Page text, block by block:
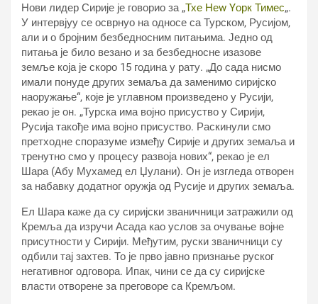
Нови лидер Сирије је говорио за „Тхе Неw Yорк Тимес„.
У интервјуу се осврнуо на односе са Турском, Русијом,
али и о бројним безбедносним питањима. Једно од
питања је било везано и за безбедносне изазове
земље која је скоро 15 година у рату. „До сада нисмо
имали понуде других земаља да заменимо сиријско
наоружање“, које је углавном произведено у Русији,
рекао је он. „Турска има војно присуство у Сирији,
Русија такође има војно присуство. Раскинули смо
претходне споразуме између Сирије и других земаља и
тренутно смо у процесу развоја нових“, рекао је ел
Шара (Абу Мухамед ел Џулани). Он је изгледа отворен
за набавку додатног оружја од Русије и других земаља.
Ел Шара каже да су сиријски званичници затражили од
Кремља да изручи Асада као услов за очување војне
присутности у Сирији. Међутим, руски званичници су
одбили тај захтев. То је прво јавно признање руског
негативног одговора. Ипак, чини се да су сиријске
власти отворене за преговоре са Кремљом.